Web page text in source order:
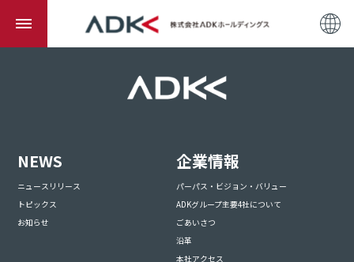
NEWS
ニュースリリース
トピックス
お知らせ
企業情報
パーパス・ビジョン・バリュー
ADKグループ主要4社について
ごあいさつ
沿革
本社アクセス